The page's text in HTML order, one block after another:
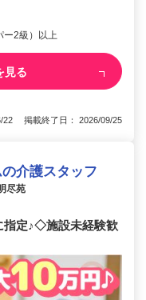
ー2級）以上
見る
22 掲載終了日： 2026/09/25
介護スタッフ
尽苑
指定♪◇施設未経験歓